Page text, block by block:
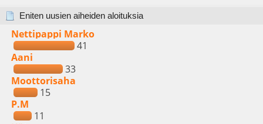
Eniten uusien aiheiden aloituksia
Nettipappi Marko
41
Aani
33
Moottorisaha
15
P.M
11